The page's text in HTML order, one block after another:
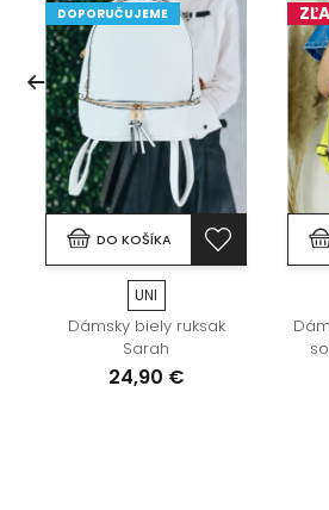
DOPORUČUJEME
DO KOŠÍKA
UNI
Dámsky biely ruksak
Sarah
24,90 €